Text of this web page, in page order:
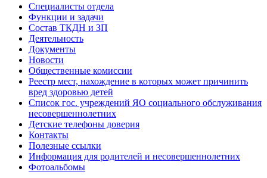
Специалисты отдела
Функции и задачи
Состав ТКДН и ЗП
Деятельность
Документы
Новости
Общественные комиссии
Реестр мест, нахождение в которых может причинить
вред здоровью детей
Список гос. учреждений ЯО социального обслуживания
несовершеннолетних
Детские телефоны доверия
Контакты
Полезные ссылки
Информация для родителей и несовершеннолетних
Фотоальбомы